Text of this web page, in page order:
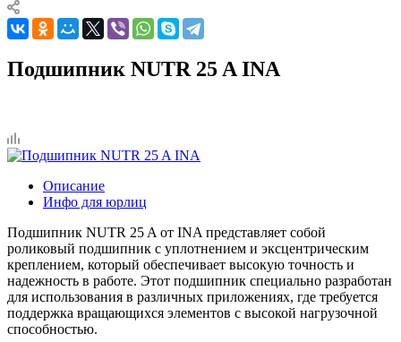
Подшипник NUTR 25 A INA
Описание
Инфо для юрлиц
Подшипник NUTR 25 A от INA представляет собой
роликовый подшипник с уплотнением и эксцентрическим
креплением, который обеспечивает высокую точность и
надежность в работе. Этот подшипник специально разработан
для использования в различных приложениях, где требуется
поддержка вращающихся элементов с высокой нагрузочной
способностью.